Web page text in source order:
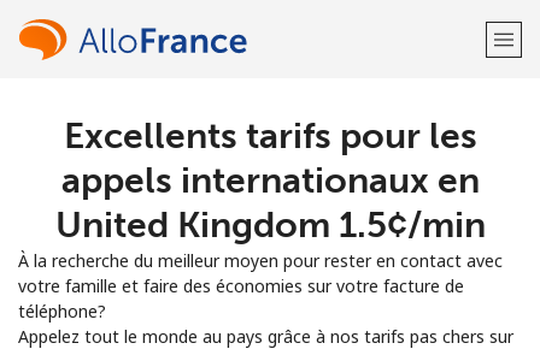
Bienvenue!
Vous avez déjà un compte?
S'enregistrer avec
Excellents tarifs pour les
appels internationaux en
United Kingdom ⁦1.5¢⁩/min
À la recherche du meilleur moyen pour rester en contact avec
votre famille et faire des économies sur votre facture de
téléphone?
Appelez tout le monde au pays grâce à nos tarifs pas chers sur